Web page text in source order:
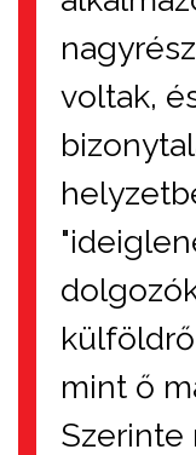
voltak,
mint ő
Szerinte